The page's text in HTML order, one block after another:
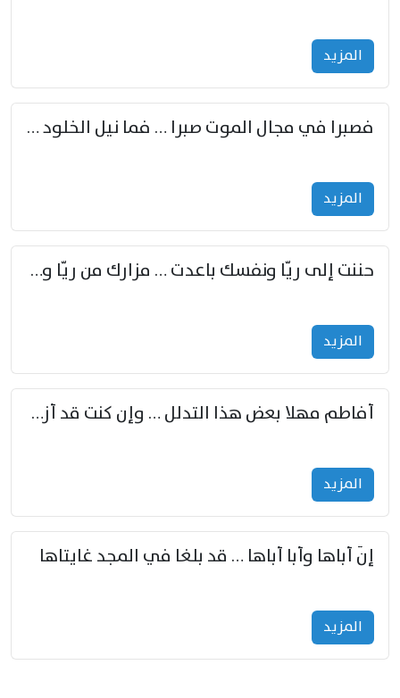
المزید
فصبرا في مجال الموت صبرا … فما نيل الخلود بمستطاع
المزید
حننت إلى ريّا ونفسك باعدت … مزارك من ريّا وشعباكما معا
المزید
أفاطم مهلا بعض هذا التدلل … وإن كنت قد أزمعت صرمي فأجملي
المزید
إنّ أباها وأبا أباها … قد بلغا في المجد غايتاها
المزید